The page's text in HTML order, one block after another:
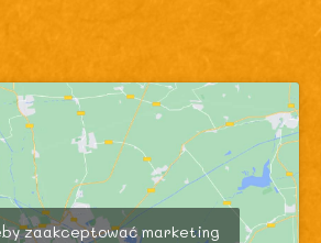
zaakceptować marketing